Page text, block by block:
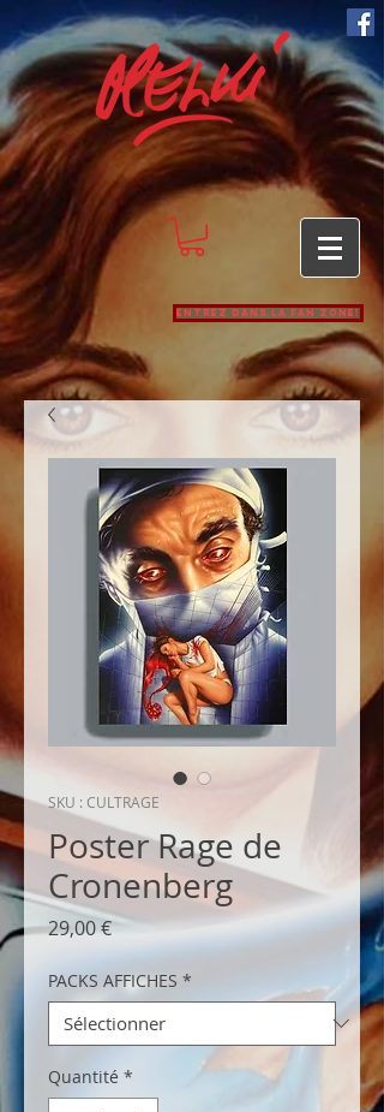
Entrez dans la Fan zone!
SKU : CULTRAGE
Poster Rage de
Cronenberg
29,00 €Prix
PACKS AFFICHES *
Quantité *